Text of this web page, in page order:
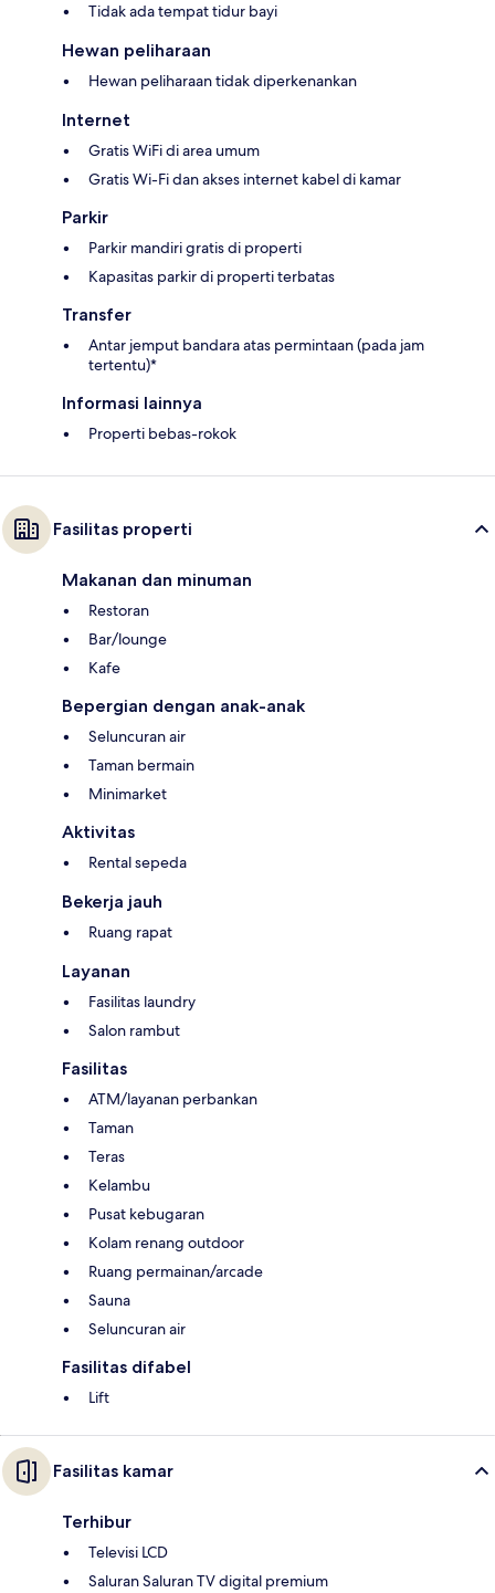
Tidak ada tempat tidur bayi
Hewan peliharaan
Hewan peliharaan tidak diperkenankan
Internet
Gratis WiFi di area umum
Gratis Wi-Fi dan akses internet kabel di kamar
Parkir
Parkir mandiri gratis di properti
Kapasitas parkir di properti terbatas
Transfer
Antar jemput bandara atas permintaan (pada jam
tertentu)*
Informasi lainnya
Properti bebas-rokok
Fasilitas properti
Makanan dan minuman
Restoran
Bar/lounge
Kafe
Bepergian dengan anak-anak
Seluncuran air
Taman bermain
Minimarket
Aktivitas
Rental sepeda
Bekerja jauh
Ruang rapat
Layanan
Fasilitas laundry
Salon rambut
Fasilitas
ATM/layanan perbankan
Taman
Teras
Kelambu
Pusat kebugaran
Kolam renang outdoor
Ruang permainan/arcade
Sauna
Seluncuran air
Fasilitas difabel
Lift
Fasilitas kamar
Terhibur
Televisi LCD
Saluran Saluran TV digital premium